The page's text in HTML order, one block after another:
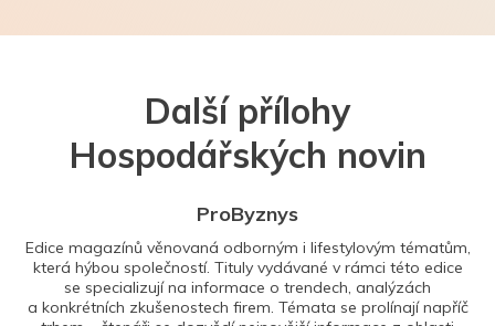
Další přílohy
Hospodářských novin
ProByznys
Edice magazínů věnovaná odborným i lifestylovým tématům,
která hýbou společností. Tituly vydávané v rámci této edice
se specializují na informace o trendech, analýzách
a konkrétních zkušenostech firem. Témata se prolínají napříč